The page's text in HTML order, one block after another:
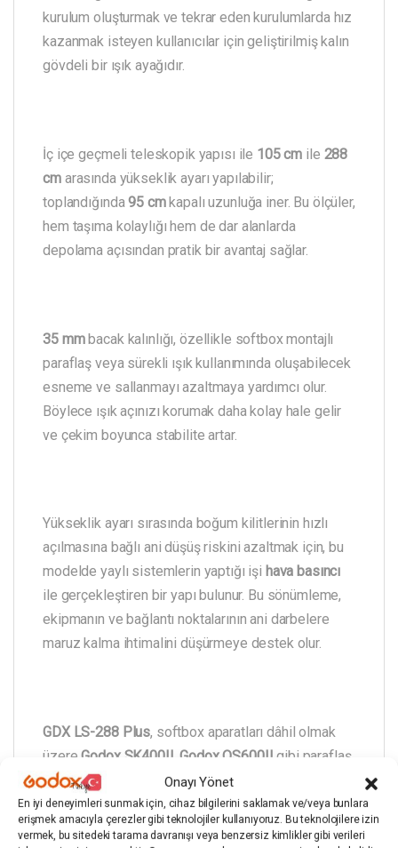
Onayı Yönet
En iyi deneyimleri sunmak için, cihaz bilgilerini saklamak ve/veya bunlara
erişmek amacıyla çerezler gibi teknolojiler kullanıyoruz. Bu teknolojilere izin
vermek, bu sitedeki tarama davranışı veya benzersiz kimlikler gibi verileri
kurulum oluşturmak ve tekrar eden kurulumlarda hız
kazanmak isteyen kullanıcılar için geliştirilmiş kalın
gövdeli bir ışık ayağıdır.
İç içe geçmeli teleskopik yapısı ile 105 cm ile 288
cmarasında yükseklik ayarı yapılabilir;
toplandığında95 cmkapalı uzunluğa iner. Bu ölçüler,
hem taşıma kolaylığı hem de dar alanlarda
depolama açısından pratik bir avantaj sağlar.
35 mmbacak kalınlığı, özellikle softbox montajlı
paraflaş veya sürekli ışık kullanımında oluşabilecek
esneme ve sallanmayı azaltmaya yardımcı olur.
Böylece ışık açınızı korumak daha kolay hale gelir
ve çekim boyunca stabilite artar.
Yükseklik ayarı sırasında boğum kilitlerinin hızlı
açılmasına bağlı ani düşüş riskini azaltmak için, bu
modelde yaylı sistemlerin yaptığı işi hava basıncı
ile gerçekleştiren bir yapı bulunur. Bu sönümleme,
ekipmanın ve bağlantı noktalarının ani darbelere
maruz kalma ihtimalini düşürmeye destek olur.
GDX LS-288 Plus, softbox aparatları dâhil olmak
üzereGodox SK400II ,Godox QS600II gibi paraflaş
sistemleri ile
Godox SL-60W,SL-150W
veGDX 2020C,2020W,1700Wsürekli ışık
sistemleri gibi çeşitli aydınlatma ekipmanlarında